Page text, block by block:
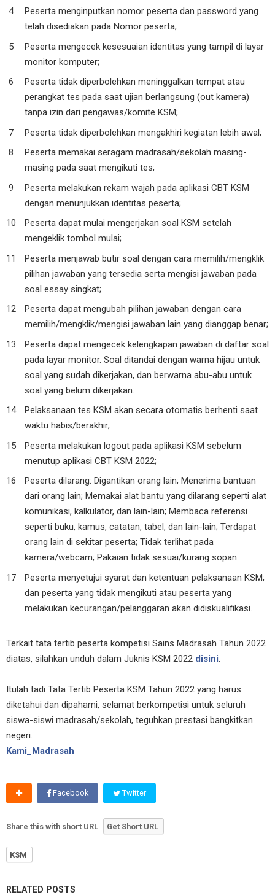
Peserta menginputkan nomor peserta dan password yang
telah disediakan pada Nomor peserta;
Peserta mengecek kesesuaian identitas yang tampil di layar
monitor komputer;
Peserta tidak diperbolehkan meninggalkan tempat atau
perangkat tes pada saat ujian berlangsung (out kamera)
tanpa izin dari pengawas/komite KSM;
Peserta tidak diperbolehkan mengakhiri kegiatan lebih awal;
Peserta memakai seragam madrasah/sekolah masing-
masing pada saat mengikuti tes;
Peserta melakukan rekam wajah pada aplikasi CBT KSM
dengan menunjukkan identitas peserta;
Peserta dapat mulai mengerjakan soal KSM setelah
mengeklik tombol mulai;
Peserta menjawab butir soal dengan cara memilih/mengklik
pilihan jawaban yang tersedia serta mengisi jawaban pada
soal essay singkat;
Peserta dapat mengubah pilihan jawaban dengan cara
memilih/mengklik/mengisi jawaban lain yang dianggap benar;
Peserta dapat mengecek kelengkapan jawaban di daftar soal
pada layar monitor. Soal ditandai dengan warna hijau untuk
soal yang sudah dikerjakan, dan berwarna abu-abu untuk
soal yang belum dikerjakan.
Pelaksanaan tes KSM akan secara otomatis berhenti saat
waktu habis/berakhir;
Peserta melakukan logout pada aplikasi KSM sebelum
menutup aplikasi CBT KSM 2022;
Peserta dilarang: Digantikan orang lain; Menerima bantuan
dari orang lain; Memakai alat bantu yang dilarang seperti alat
komunikasi, kalkulator, dan lain-lain; Membaca referensi
seperti buku, kamus, catatan, tabel, dan lain-lain; Terdapat
orang lain di sekitar peserta; Tidak terlihat pada
kamera/webcam; Pakaian tidak sesuai/kurang sopan.
Peserta menyetujui syarat dan ketentuan pelaksanaan KSM;
dan peserta yang tidak mengikuti atau peserta yang
melakukan kecurangan/pelanggaran akan didiskualifikasi.
Terkait tata tertib peserta kompetisi Sains Madrasah Tahun 2022
diatas, silahkan unduh dalam Juknis KSM 2022 disini.
Itulah tadi Tata Tertib Peserta KSM Tahun 2022 yang harus
diketahui dan dipahami, selamat berkompetisi untuk seluruh
siswa-siswi madrasah/sekolah, teguhkan prestasi bangkitkan
negeri.
Kami_Madrasah
Facebook Twitter
Share this with short URL Get Short URL
KSM
RELATED POSTS